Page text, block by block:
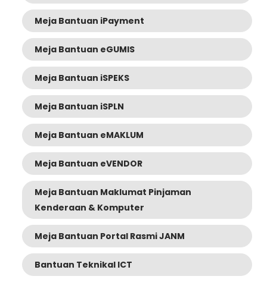
Meja Bantuan iPayment
Meja Bantuan eGUMIS
Meja Bantuan iSPEKS
Meja Bantuan iSPLN
Meja Bantuan eMAKLUM
Meja Bantuan eVENDOR
Meja Bantuan Maklumat Pinjaman
Kenderaan & Komputer
Meja Bantuan Portal Rasmi JANM
Bantuan Teknikal ICT